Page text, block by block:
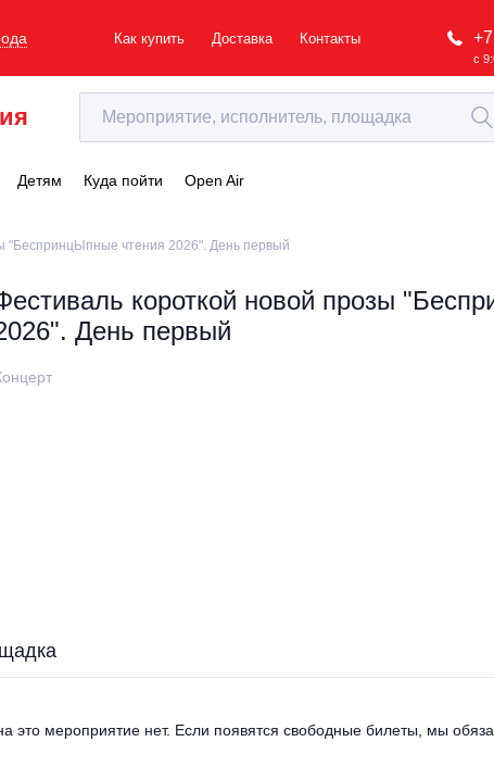
Как купить Доставка Контакты
с
Детям Куда пойти Open Air
"БеспринцЫпные чтения 2026". День первый
короткой новой прозы
День первый
это мероприятие нет. Если появятся свободные билеты, мы